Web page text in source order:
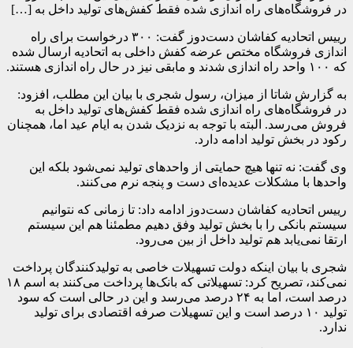
در فروشگاه‌های راه اندازی شده فقط کفش‌های تولید داخل به […]
رییس اتحادیه کفاشان دست‌دوز گفت: ۳۰۰ درخواست برای راه
اندازی فروشگاه مختص عرضه کفش داخلی به اتحادیه ارسال شده
که ۱۰۰ واحد راه اندازی شدند و مابقی نیز در حال راه اندازی هستند.
به گزارش شاتا از میزان، رسول شجری با بیان این مطلب، افزود:
در فروشگاه‌های راه اندازی شده فقط کفش‌های تولید داخل به
فروش می‌رسد. البته با توجه به نزدیک شدن به ایام عید اما، همچنان
رکود در بخش تولید ادامه دارد.
وی گفت: نه تنها هیچ حمایتی از واحد‌های تولید نمی‌شود بلکه این
واحد‌ها با مشکلات عدیده‌ای دست و پنجه نرم می‌کنند.
رییس اتحادیه کفاشان دست‌دوز ادامه داد: تا زمانی که نتوانیم
سیستم بانکی را با بخش تولید وفق دهیم مطمئنا هم این سیستم
ارتقا نمی‌یابد هم تولید داخل از بین می‌رود.
شجری با بیان اینکه دولت تسهیلات خاصی به تولیدکنندگان پرداخت
نمی‌کند، تصریح کرد: تسهیلاتی که بانک‌ها پرداخت می‌کنند به اسم ۱۸
درصد است، اما به ۲۴ درصد می‌رسد و این در حالی است که سود
تولید ۱۰ درصد است و این تسهیلات صرفه اقتصادی برای تولید
ندارد.